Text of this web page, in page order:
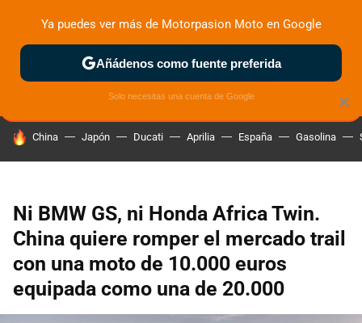
ZONA DE PRUEBAS DEPORTIVAS MOTOS ELÉCTRICAS
HOY SE HABLA DE
China Japón Ducati Aprilia España Gasolina
Ni BMW GS, ni Honda Africa Twin.
China quiere romper el mercado trail
con una moto de 10.000 euros
equipada como una de 20.000
×
Ya puedes ver más de Motorpasion Moto en Google
Añádenos como fuente preferida
Solo necesitas una cuenta de Google